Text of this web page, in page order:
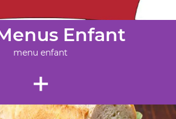
Enfant
menu enfant
+